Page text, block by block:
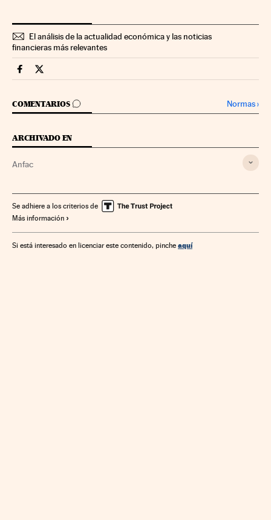
El análisis de la actualidad económica y las noticias
financieras más relevantes
Companias Cinco Días en Facebook
Companias Cinco Días en Twitter
COMENTARIOS
IR A LOS COMENTARIOS Normas›
ARCHIVADO EN
Anfac
Se adhiere a los criterios de
Más información
Si está interesado en licenciar este contenido, pinche aquí